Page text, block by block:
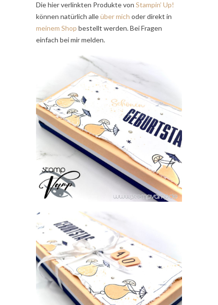
Die hier verlinkten Produkte von Stampin’ Up!
können natürlich alleüber mich oder direkt in
meinem Shop bestellt werden. Bei Fragen
einfach bei mir melden.